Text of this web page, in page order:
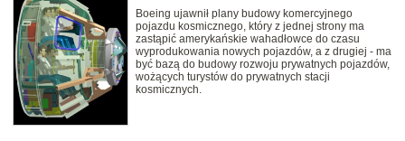
Boeing ujawnił plany budowy komercyjnego
pojazdu kosmicznego, który z jednej strony ma
zastąpić amerykańskie wahadłowce do czasu
wyprodukowania nowych pojazdów, a z drugiej - ma
być bazą do budowy rozwoju prywatnych pojazdów,
wożących turystów do prywatnych stacji
kosmicznych.